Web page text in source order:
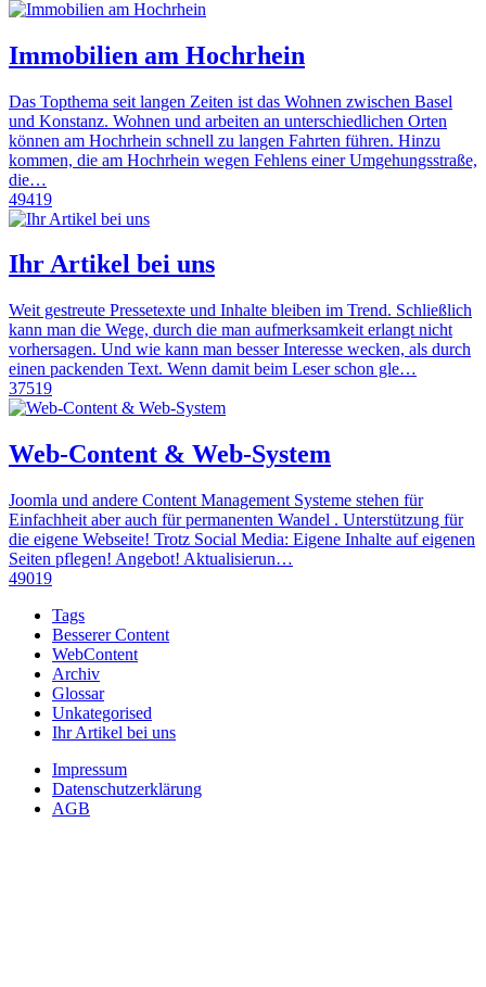
Immobilien am Hochrhein
Das Topthema seit langen Zeiten ist das Wohnen zwischen Basel
und Konstanz. Wohnen und arbeiten an unterschiedlichen Orten
können am Hochrhein schnell zu langen Fahrten führen. Hinzu
kommen, die am Hochrhein wegen Fehlens einer Umgehungsstraße,
die…
49419
Ihr Artikel bei uns
Weit gestreute Pressetexte und Inhalte bleiben im Trend. Schließlich
kann man die Wege, durch die man aufmerksamkeit erlangt nicht
vorhersagen. Und wie kann man besser Interesse wecken, als durch
einen packenden Text. Wenn damit beim Leser schon gle…
37519
Web-Content & Web-System
Joomla und andere Content Management Systeme stehen für
Einfachheit aber auch für permanenten Wandel . Unterstützung für
die eigene Webseite! Trotz Social Media: Eigene Inhalte auf eigenen
Seiten pflegen! Angebot! Aktualisierun…
49019
Tags
Besserer Content
WebContent
Archiv
Glossar
Unkategorised
Ihr Artikel bei uns
Impressum
Datenschutzerklärung
AGB